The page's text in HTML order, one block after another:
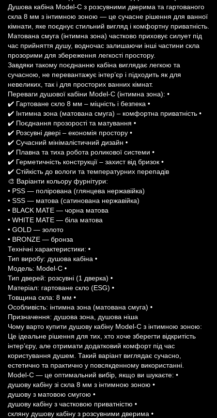
Душова кабіна Model-C з розсувними дверима та гартованого
скла 8 мм з інтимною зоною — це сучасне рішення для ванної
кімнати, яке поєднує стильний вигляд і комфортну приватність.
Матована смуга (інтимна зона) частково приховує силует під
час прийняття душу, водночас залишаючи інші частини скла
прозорими для збереження легкості простору.
Завдяки такому поєднанню кабіна виглядає легкою та
сучасною, не перевантажує інтер’єр і підходить як для
невеликих, так і для просторих ванних кімнат.
Переваги душової кабіни Model-C (інтимна зона): •
✔️ Гартоване скло 8 мм – міцність і безпека •
✔️ Інтимна зона (матована смуга) – комфортна приватність •
✔️ Поєднання прозорості та матування •
✔️ Розсувні двері – економія простору •
✔️ Сучасний мінімалістичний дизайн •
✔️ Плавна та тиха робота роликової системи •
✔️ Герметичність конструкції – захист від бризок •
✔️ Стійкість до вологи та температурних перепадів
🎨 Варіанти кольору фурнітури:
• PSS — полірована (глянцева нержавійка)
• SSS — матова (сатинована нержавійка)
• BLACK MATE — чорна матова
• WHITE MATE — біла матова
• GOLD — золото
• BRONZE — бронза
Технічні характеристики: •
Тип виробу: душова кабіна •
Модель: Model-C •
Тип дверей: розсувні (1 дверка) •
Матеріал: гартоване скло (ESG) •
Товщина скла: 8 мм •
Особливість: інтимна зона (матована смуга) •
Призначення: душова зона, душова ніша
Чому варто купити душову кабіну Model-C з інтимною зоною:
Це ідеальне рішення для тих, хто хоче зберегти відкритість
інтер’єру, але отримати додатковий комфорт під час
користування душем. Такий варіант виглядає сучасно,
естетично та практично у повсякденному використанні.
Model-C — це оптимальний вибір, якщо ви шукаєте: •
душову кабіну зі скла 8 мм з інтимною зоною •
душову з матовою смугою •
душову кабіну з частковою приватністю •
скляну душову кабіну з розсувними дверима •